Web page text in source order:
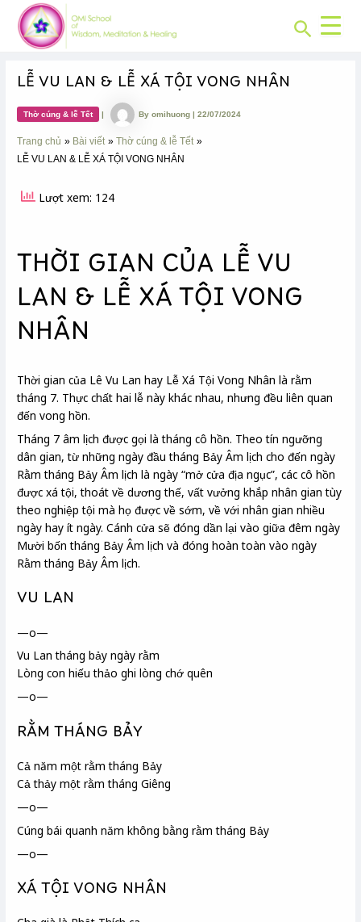
content
Search
LỄ VU LAN & LỄ XÁ TỘI VONG NHÂN
Thờ cúng & lễ Tết | Byomihuong|22/07/2024
Trang chủ Bài viết
Thờ cúng & lễ Tết
LỄ VU LAN & LỄ XÁ TỘI VONG NHÂN
Lượt xem: 124
THỜI GIAN CỦA LỄ VU
LAN & LỄ XÁ TỘI VONG
NHÂN
Thời gian của Lê Vu Lan hay Lễ Xá Tội Vong Nhân là rằm
tháng 7. Thực chất hai lễ này khác nhau, nhưng đều liên quan
đến vong hồn.
Tháng 7 âm lịch được gọi là tháng cô hồn. Theo tín ngưỡng
dân gian, từ những ngày đầu tháng Bảy Âm lịch cho đến ngày
Rằm tháng Bảy Âm lịch là ngày “mở cửa địa ngục”, các cô hồn
được xá tội, thoát về dương thế, vất vưởng khắp nhân gian tùy
theo nghiệp tội mà họ được về sớm, về với nhân gian nhiều
ngày hay ít ngày. Cánh cửa sẽ đóng dần lại vào giữa đêm ngày
Mười bốn tháng Bảy Âm lịch và đóng hoàn toàn vào ngày
Rằm tháng Bảy Âm lịch.
VU LAN
—o—
Vu Lan tháng bảy ngày rằm
Lòng con hiếu thảo ghi lòng chớ quên
—o—
RẰM THÁNG BẢY
Cả năm một rằm tháng Bảy
Cả thảy một rằm tháng Giêng
—o—
Cúng bái quanh năm không bằng rằm tháng Bảy
—o—
XÁ TỘI VONG NHÂN
Post
navigation
CHUYÊN
MỤC: